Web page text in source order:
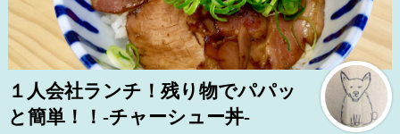
１人会社ランチ！残り物でパパッ
と簡単！！-チャーシュー丼-